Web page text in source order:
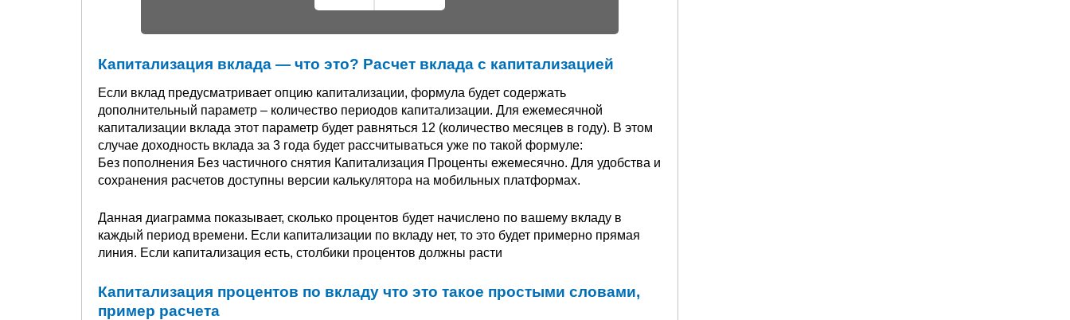
Капитализация вклада — что это? Расчет вклада с капитализацией
Если вклад предусматривает опцию капитализации, формула будет содержать
дополнительный параметр – количество периодов капитализации. Для ежемесячной
капитализации вклада этот параметр будет равняться 12 (количество месяцев в году). В этом
случае доходность вклада за 3 года будет рассчитываться уже по такой формуле:
Без пополнения Без частичного снятия Капитализация Проценты ежемесячно. Для удобства и
сохранения расчетов доступны версии калькулятора на мобильных платформах.
Данная диаграмма показывает, сколько процентов будет начислено по вашему вкладу в
каждый период времени. Если капитализации по вкладу нет, то это будет примерно прямая
линия. Если капитализация есть, столбики процентов должны расти
Капитализация процентов по вкладу что это такое простыми словами,
пример расчета